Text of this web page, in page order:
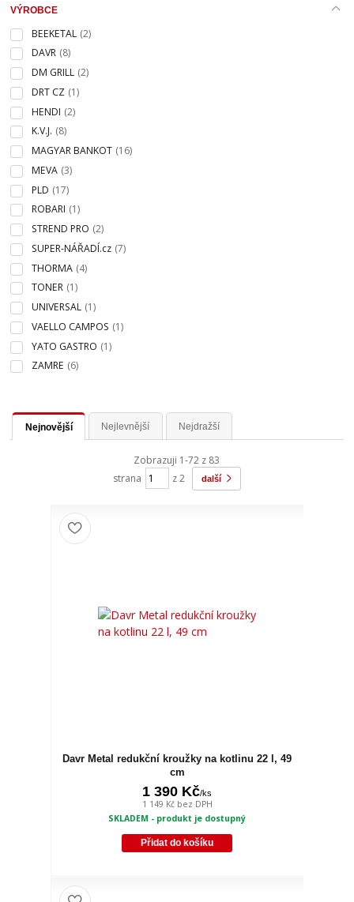
VÝROBCE
BEEKETAL (2)
DAVR (8)
DM GRILL (2)
DRT CZ (1)
HENDI (2)
K.V.J. (8)
MAGYAR BANKOT (16)
MEVA (3)
PLD (17)
ROBARI (1)
STREND PRO (2)
SUPER-NÁŘADÍ.cz (7)
THORMA (4)
TONER (1)
UNIVERSAL (1)
VAELLO CAMPOS (1)
YATO GASTRO (1)
ZAMRE (6)
Nejnovější Nejlevnější Nejdražší
Zobrazuji 1-72 z 83
strana
z 2 další
Davr Metal redukční kroužky na kotlinu 22 l, 49
cm
1 390 Kč/ks
1 149 Kč bez DPH
SKLADEM - produkt je dostupný
Přidat do košíku